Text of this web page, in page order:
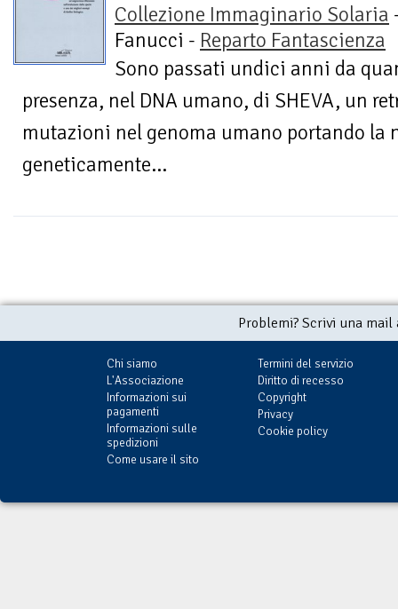
Collezione Immaginario Solaria
Fanucci - Reparto Fantascienza
Sono passati undici anni da
presenza, nel DNA umano, di SHEVA, un
mutazioni nel genoma umano portando la
geneticamente...
Problemi? Scrivi una
Chi siamo
L'Associazione
Informazioni sui
pagamenti
Informazioni sulle
spedizioni
Come usare il sito
Termini del servizio
Diritto di recesso
Copyright
Privacy
Cookie policy